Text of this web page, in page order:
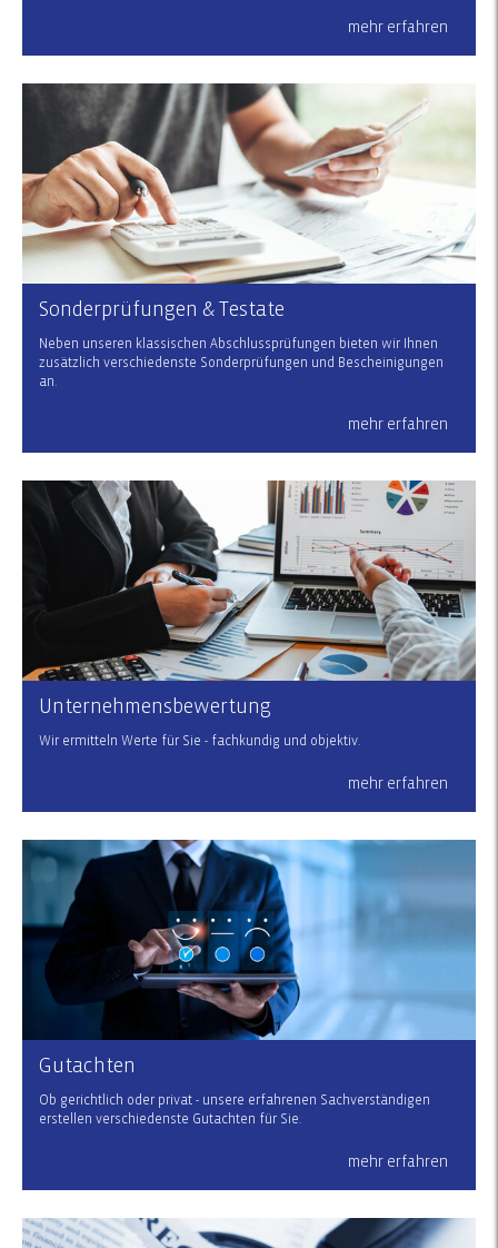
mehr erfahren
Sonderprüfungen & Testate
Neben unseren klassischen Abschlussprüfungen bieten wir Ihnen
zusätzlich verschiedenste Sonderprüfungen und Bescheinigungen
an.
mehr erfahren
Unternehmensbewertung
Wir ermitteln Werte für Sie - fachkundig und objektiv.
mehr erfahren
Gutachten
Ob gerichtlich oder privat - unsere erfahrenen Sachverständigen
erstellen verschiedenste Gutachten für Sie.
mehr erfahren